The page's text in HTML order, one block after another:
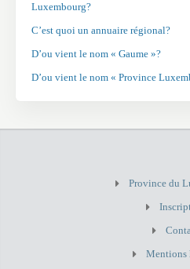
Luxembourg?
C’est quoi un annuaire régional?
D’ou vient le nom « Gaume »?
D’ou vient le nom « Province
Province du
Mentions